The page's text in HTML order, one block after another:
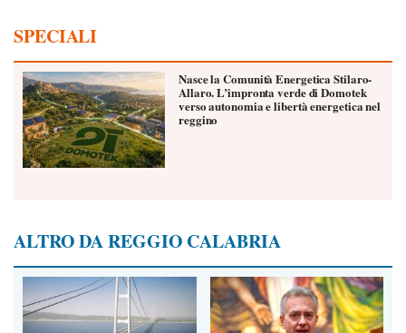
SPECIALI
Nasce la Comunità Energetica Stilaro-
Allaro. L’impronta verde di Domotek
verso autonomia e libertà energetica nel
reggino
ALTRO DA REGGIO CALABRIA